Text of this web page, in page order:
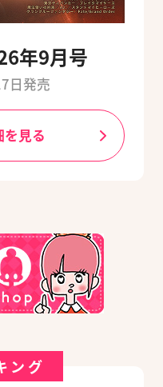
年9月号
日発売
見る
ング